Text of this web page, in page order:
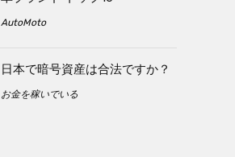
AutoMoto
日本で暗号資産は合法ですか？
お金を稼いでいる